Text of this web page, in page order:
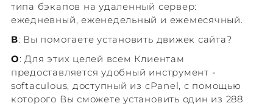
типа бэкапов на удаленный сервер:
ежедневный, еженедельный и ежемесячный.
В: Вы помогаете установить движек сайта?
О: Для этих целей всем Клиентам
предоставляется удобный инструмент -
softaculous, доступный из cPanel, с помощью
которого Вы сможете установить один из 288